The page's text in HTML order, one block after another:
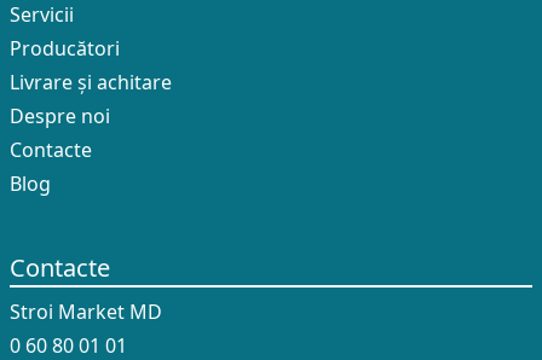
Servicii
Producători
Livrare și achitare
Despre noi
Contacte
Blog
Contacte
Stroi Market MD
0 60 80 01 01